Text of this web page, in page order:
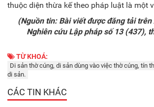
thuộc diện thừa kế theo pháp luật là một
(Nguồn tin: Bài viết được đăng tải trên
Nghiên cứu Lập pháp số 13 (437),
TỪ KHOÁ:
Di sản thờ cúng, di sản dùng vào việc thờ cúng, tín
di sản.
CÁC TIN KHÁC